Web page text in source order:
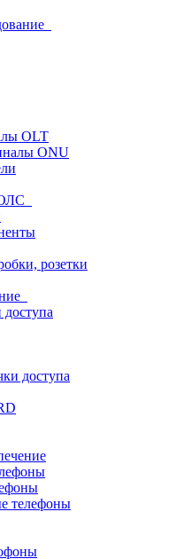
OLT
ONU
розетки
доступа
телефоны